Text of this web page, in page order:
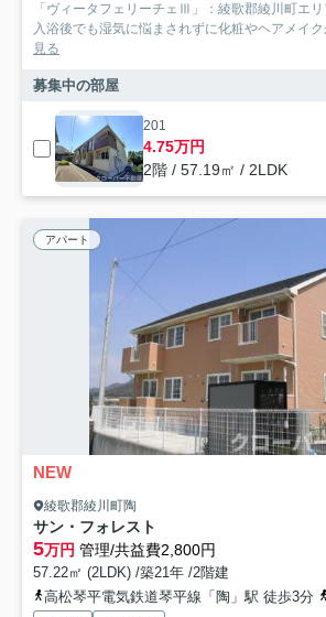
「ヴィータフェリーチェⅢ」：綾歌郡綾川町エリ
入浴後でも湿気に悩まされずに化粧やヘアメイ
見る
募集中の部屋
201
4.75万円
2階 / 57.19㎡ / 2LDK
アパート
NEW
綾歌郡綾川町陶
サン・フォレスト
5万円 管理/共益費2,800円
57.22㎡ (2LDK) /築21年 /2階建
高松琴平電気鉄道琴平線「陶」駅 徒歩3分